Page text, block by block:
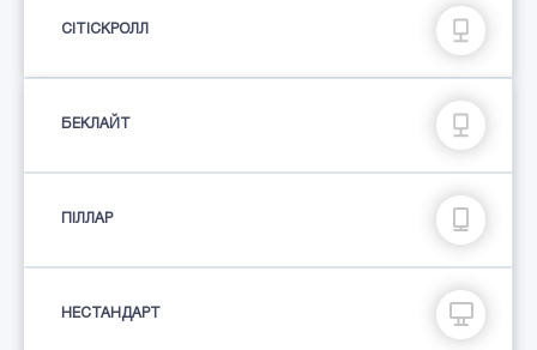
СІТІСКРОЛЛ
БЕКЛАЙТ
ПIЛЛАР
НЕСТАНДАРТ